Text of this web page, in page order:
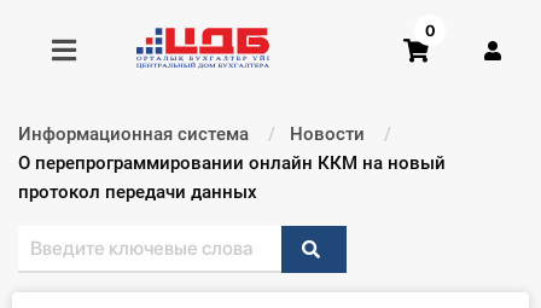
Получить консультацию
Главная ИС
0
Информационная система
Новости
Текущий:
О перепрограммировании онлайн ККМ на новый
протокол передачи данных